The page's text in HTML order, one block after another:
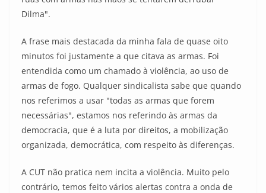
Dilma".
A frase mais destacada da minha fala de quase oito
minutos foi justamente a que citava as armas. Foi
entendida como um chamado à violência, ao uso de
armas de fogo. Qualquer sindicalista sabe que quando
nos referimos a usar "todas as armas que forem
necessárias", estamos nos referindo às armas da
democracia, que é a luta por direitos, a mobilização
organizada, democrática, com respeito às diferenças.
A CUT não pratica nem incita a violência. Muito pelo
contrário, temos feito vários alertas contra a onda de